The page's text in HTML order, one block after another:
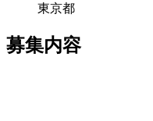
東京都
募集内容